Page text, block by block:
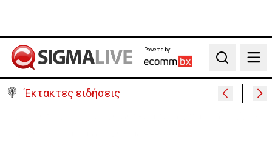
Powered by:
Search
Έκτακτες ειδήσεις